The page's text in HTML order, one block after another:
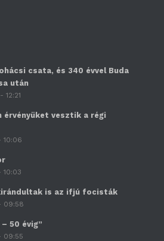
csata, és 340 évvel Buda
után
12:21
érvényüket vesztik a régi
10:06
10:03
is az ifjú focisták
09:58
50 évig”
09:55